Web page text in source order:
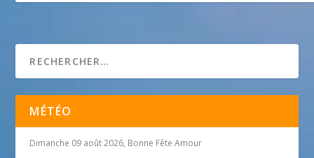
MÉTÉO
Dimanche 09 août 2026, Bonne Fête Amour